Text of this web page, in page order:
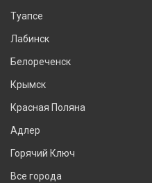
Туапсе
Лабинск
Белореченск
Крымск
Красная Поляна
Адлер
Горячий Ключ
Все города